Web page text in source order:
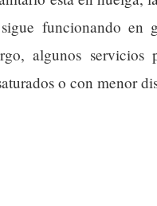
funcionando en
algunos servicios
o con menor